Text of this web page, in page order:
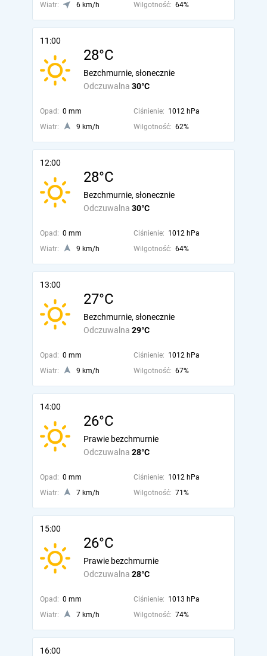
Wiatr:
6 km/h Wilgotność: 64%
11:00
28°C
Odczuwalna 30°C
Bezchmurnie, słonecznie
Opad: 0 mm Ciśnienie: 1012 hPa
Wiatr:
9 km/h Wilgotność: 62%
12:00
28°C
Odczuwalna 30°C
Bezchmurnie, słonecznie
Opad: 0 mm Ciśnienie: 1012 hPa
Wiatr:
9 km/h Wilgotność: 64%
13:00
27°C
Odczuwalna 29°C
Bezchmurnie, słonecznie
Opad: 0 mm Ciśnienie: 1012 hPa
Wiatr:
9 km/h Wilgotność: 67%
14:00
26°C
Odczuwalna 28°C
Prawie bezchmurnie
Opad: 0 mm Ciśnienie: 1012 hPa
Wiatr:
7 km/h Wilgotność: 71%
15:00
26°C
Odczuwalna 28°C
Prawie bezchmurnie
Opad: 0 mm Ciśnienie: 1013 hPa
Wiatr:
7 km/h Wilgotność: 74%
16:00